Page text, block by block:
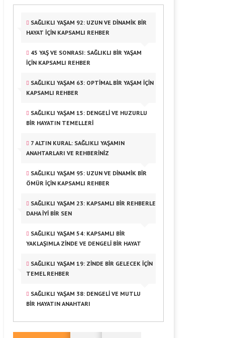
SAĞLIKLI YAŞAM 92: UZUN VE DINAMIK BIR
HAYAT İÇIN KAPSAMLI REHBER
45 YAŞ VE SONRASI: SAĞLIKLI BIR YAŞAM
İÇIN KAPSAMLI REHBER
SAĞLIKLI YAŞAM 63: OPTIMAL BIR YAŞAM İÇIN
KAPSAMLI REHBER
SAĞLIKLI YAŞAM 15: DENGELI VE HUZURLU
BIR HAYATIN TEMELLERI
7 ALTIN KURAL: SAĞLIKLI YAŞAMIN
ANAHTARLARI VE REHBERINIZ
SAĞLIKLI YAŞAM 95: UZUN VE DINAMIK BIR
ÖMÜR İÇIN KAPSAMLI REHBER
SAĞLIKLI YAŞAM 23: KAPSAMLI BIR REHBERLE
DAHA İYI BIR SEN
SAĞLIKLI YAŞAM 54: KAPSAMLI BIR
YAKLAŞIMLA ZINDE VE DENGELI BIR HAYAT
SAĞLIKLI YAŞAM 19: ZINDE BIR GELECEK İÇIN
TEMEL REHBER
SAĞLIKLI YAŞAM 38: DENGELI VE MUTLU
BIR HAYATIN ANAHTARI